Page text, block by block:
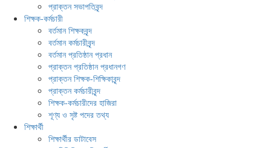
প্রাক্তন সভাপতিবৃন্দ
শিক্ষক-কর্মচারী
বর্তমান শিক্ষকবৃন্দ
বর্তমান কর্মচারীবৃন্দ
বর্তমান প্রতিষ্ঠান প্রধান
প্রাক্তন প্রতিষ্ঠান প্রধানগণ
প্রাক্তন শিক্ষক-শিক্ষিকাবৃন্দ
প্রাক্তন কর্মচারীবৃন্দ
শিক্ষক-কর্মচারীদের হাজিরা
শূণ্য ও সৃষ্ট পদের তথ্য
শিক্ষার্থী
শিক্ষার্থীর ডাটাবেস